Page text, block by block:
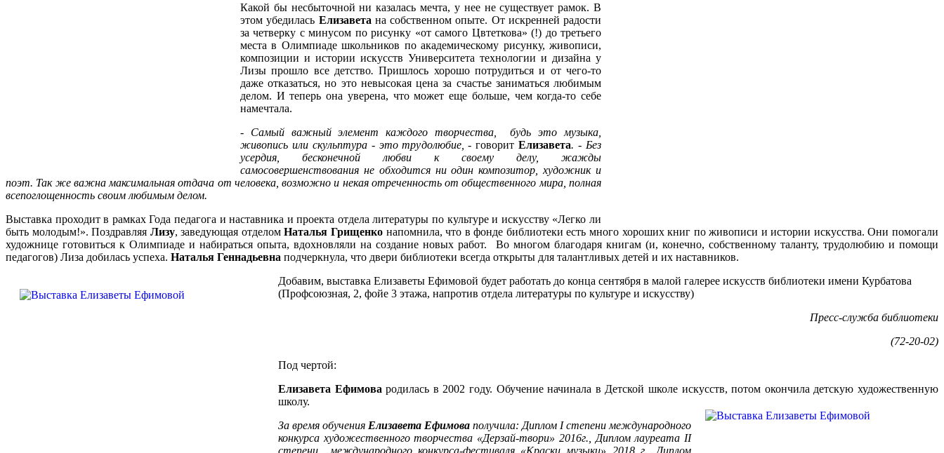
Какой бы несбыточной ни казалась мечта, у нее не существует рамок. В
этом убедилась Елизавета на собственном опыте. От искренней радости
за четверку с минусом по рисунку «от самого Цвтеткова» (!) до третьего
места в Олимпиаде школьников по академическому рисунку, живописи,
композиции и истории искусств Университета технологии и дизайна у
Лизы прошло все детство.Пришлось хорошо потрудиться и от чего-то
даже отказаться, но это невысокая цена за счастье заниматься любимым
делом. И теперь она уверена, что может еще больше, чем когда-то себе
намечтала.
- Самый важный элемент каждого творчества, будь это музыка,
живопись или скульптура - это трудолюбие, -говоритЕлизавета. - Без
усердия, бесконечной любви к своему делу, жажды
самосовершенствования не обходится ни один композитор, художник и
поэт. Так же важна максимальная отдача от человека, возможно и некая отреченность от общественного мира, полная
всепоглощенность своим любимым делом.
Выставка проходит в рамках Года педагога и наставника и проекта отдела литературы по культуре и искусству «Легко ли
быть молодым!». Поздравляя Лизу, заведующая отделомНаталья Грищенконапомнила, что в фонде библиотеки есть много хороших книг по живописи и истории искусства. Они помогали
художнице готовиться к Олимпиаде и набираться опыта, вдохновляли на создание новых работ. Во многом благодаря книгам (и, конечно, собственному таланту, трудолюбию и помощи
педагогов) Лиза добилась успеха. Наталья Геннадьевна подчеркнула, что двери библиотеки всегда открыты для талантливых детей и их наставников.
Добавим, выставка Елизаветы Ефимовой будет работать до конца сентября в малой галерее искусств библиотеки имени Курбатова
(Профсоюзная, 2, фойе 3 этажа, напротив отдела литературы по культуре и искусству)
Пресс-служба библиотеки
(72-20-02)
Под чертой:
Елизавета Ефимова родилась в 2002 году. Обучение начинала в Детской школе искусств, потом окончила детскую художественную
школу.
За время обучения Елизавета Ефимова получила: Диплом I степени международного
конкурса художественного творчества «Дерзай-твори» 2016г., Диплом лауреата II
степени международного конкурса-фестиваля «Краски музыки» 2018 г., Диплом